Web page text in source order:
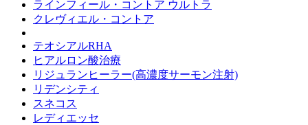
ラインフィール・コントア ウルトラ
クレヴィエル・コントア
テオシアルRHA
ヒアルロン酸治療
リジュランヒーラー(高濃度サーモン注射)
リデンシティ
スネコス
レディエッセ